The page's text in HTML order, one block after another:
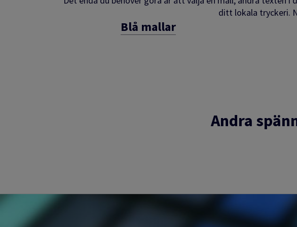
ditt lokala tryckeri.
Blå mallar
Andra